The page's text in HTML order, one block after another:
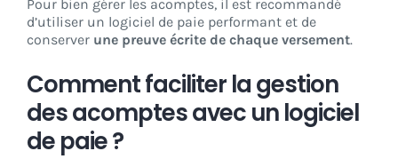
Pour bien gérer les acomptes, il est recommandé
d’utiliser un logiciel de paie performant et de
conserver une preuve écrite de chaque versement.
Comment faciliter la gestion
des acomptes avec un logiciel
de paie ?